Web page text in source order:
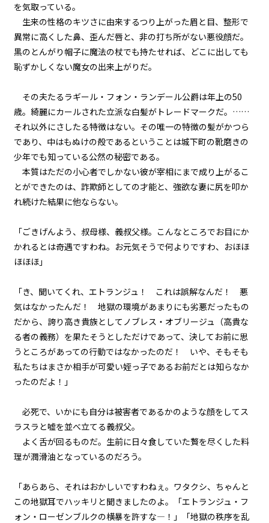
悪役令嬢、常にプラス思考で行動
する。
episode17
悪役令嬢、専属メイドの参戦を認
episode18
悪役令嬢、ど根性メイドの戦働き
に見惚れる。
episode19
悪役令嬢、専属メイドが語るエピ
ソードにちょっぴり昔を思い出
す。
悪役令嬢、0＋0＝0だから地獄で
は無敵モード。
幕間狂言：正ヒロイン、ずっと自
分のターンを確信する。しかし、
その陰でもう一人…。
episode22
小休止：悪役令嬢、地獄でグルメ
紀行。《台湾ラーメン編》
episode24
悪役令嬢、現在の地獄の統治状況
を知る。
悪役令嬢、近代兵器と相対する。
を気取っている。
生来の性格のキツさに由来するつり上がった眉と目、整形で
異常に高くした鼻、歪んだ唇と、非の打ち所がない悪役顔だ。
黒のとんがり帽子に魔法の杖でも持たせれば、どこに出しても
恥ずかしくない魔女の出来上がりだ。
その夫たるラギール・フォン・ランデール公爵は年上の50
歳。綺麗にカールされた立派な白髪がトレードマークだ。……
それ以外にさしたる特徴はない。その唯一の特徴の髪がかつら
であり、中はもぬけの殻であるということは城下町の靴磨きの
少年でも知っている公然の秘密である。
本質はただの小心者でしかない彼が宰相にまで成り上がるこ
とができたのは、詐欺師としての才能と、強欲な妻に尻を叩か
れ続けた結果に他ならない。
「ごきげんよう、叔母様、義叔父様。こんなところでお目にか
かれるとは奇遇ですわね。お元気そうで何よりですわ、おほほ
ほほほ」
「き、聞いてくれ、エトランジュ！ これは誤解なんだ！ 悪
気はなかったんだ！ 地獄の環境があまりにも劣悪だったもの
だから、誇り高き貴族としてノブレス・オブリージュ（高貴な
る者の義務）を果たそうとしただけであって、決してお前に思
うところがあっての行動ではなかったのだ！ いや、そもそも
私たちはまさか相手が可愛い姪っ子であるお前だとは知らなか
ったのだよ！」
必死で、いかにも自分は被害者であるかのような顔をしてス
ラスラと嘘を並べ立てる義叔父。
よく舌が回るものだ。生前に日々食していた贅を尽くした料
理が潤滑油となっているのだろう。
「あらあら、それはおかしいですわねぇ。ワタクシ、ちゃんと
この地獄耳でハッキリと聞きましたのよ。「エトランジュ・フ
ォン・ローゼンブルクの横暴を許すな―！」「地獄の秩序を乱